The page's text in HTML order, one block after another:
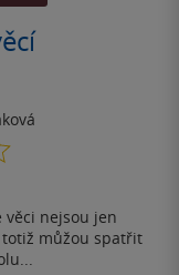
věci nejsou jen
totiž můžou spatřit